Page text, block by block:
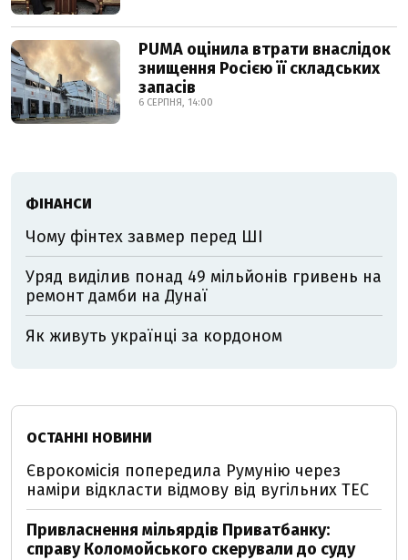
PUMA оцінила втрати внаслідок
знищення Росією її складських
запасів
6 СЕРПНЯ, 14:00
ФІНАНСИ
Чому фінтех завмер перед ШІ
Уряд виділив понад 49 мільйонів гривень на
ремонт дамби на Дунаї
Як живуть українці за кордоном
ОСТАННІ НОВИНИ
Єврокомісія попередила Румунію через
наміри відкласти відмову від вугільних ТЕС
Привласнення мільярдів Приватбанку:
справу Коломойського скерували до суду